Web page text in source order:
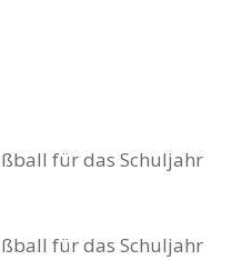
für das Schuljahr
für das Schuljahr